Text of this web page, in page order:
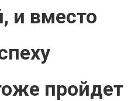
и вместо
пройдет